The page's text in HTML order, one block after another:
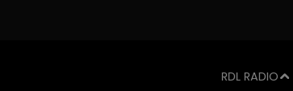
RDL RADIO